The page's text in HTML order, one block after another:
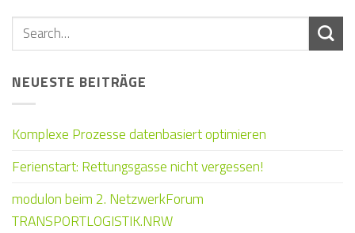
NEUESTE BEITRÄGE
Komplexe Prozesse datenbasiert optimieren
Ferienstart: Rettungsgasse nicht vergessen!
modulon beim 2. NetzwerkForum
TRANSPORTLOGISTIK.NRW